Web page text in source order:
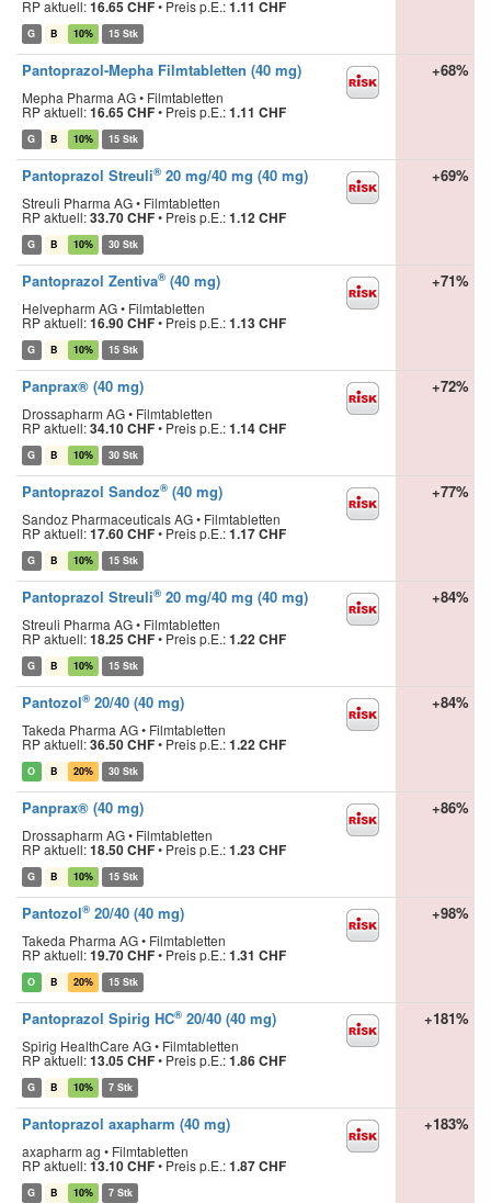
RP aktuell:16.65 CHF• Preis p.E.:1.11 CHF
G B 10% 15 Stk
Pantoprazol-Mepha Filmtabletten (40 mg)
Mepha Pharma AG • Filmtabletten
RP aktuell:16.65 CHF• Preis p.E.:1.11 CHF
G B 10% 15 Stk
+68%
Pantoprazol Streuli® 20 mg/40 mg (40 mg)
Streuli Pharma AG • Filmtabletten
RP aktuell:33.70 CHF• Preis p.E.:1.12 CHF
G B 10% 30 Stk
+69%
Pantoprazol Zentiva® (40 mg)
Helvepharm AG • Filmtabletten
RP aktuell:16.90 CHF• Preis p.E.:1.13 CHF
G B 10% 15 Stk
+71%
Panprax® (40 mg)
Drossapharm AG • Filmtabletten
RP aktuell:34.10 CHF• Preis p.E.:1.14 CHF
G B 10% 30 Stk
+72%
Pantoprazol Sandoz® (40 mg)
Sandoz Pharmaceuticals AG • Filmtabletten
RP aktuell:17.60 CHF• Preis p.E.:1.17 CHF
G B 10% 15 Stk
+77%
Pantoprazol Streuli® 20 mg/40 mg (40 mg)
Streuli Pharma AG • Filmtabletten
RP aktuell:18.25 CHF• Preis p.E.:1.22 CHF
G B 10% 15 Stk
+84%
Pantozol® 20/40 (40 mg)
Takeda Pharma AG • Filmtabletten
RP aktuell:36.50 CHF• Preis p.E.:1.22 CHF
O B 20% 30 Stk
+84%
Panprax® (40 mg)
Drossapharm AG • Filmtabletten
RP aktuell:18.50 CHF• Preis p.E.:1.23 CHF
G B 10% 15 Stk
+86%
Pantozol® 20/40 (40 mg)
Takeda Pharma AG • Filmtabletten
RP aktuell:19.70 CHF• Preis p.E.:1.31 CHF
O B 20% 15 Stk
+98%
Pantoprazol Spirig HC® 20/40 (40 mg)
Spirig HealthCare AG • Filmtabletten
RP aktuell:13.05 CHF• Preis p.E.:1.86 CHF
G B 10% 7 Stk
+181%
Pantoprazol axapharm (40 mg)
axapharm ag • Filmtabletten
RP aktuell:13.10 CHF• Preis p.E.:1.87 CHF
G B 10% 7 Stk
+183%